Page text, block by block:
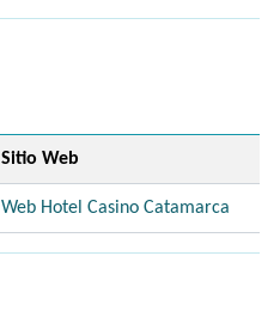
Sitio Web
Web Hotel Casino Catamarca